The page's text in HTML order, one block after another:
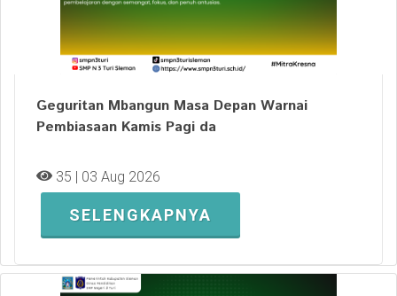
Geguritan Mbangun Masa Depan Warnai
Pembiasaan Kamis Pagi da
35 | 03 Aug 2026
SELENGKAPNYA